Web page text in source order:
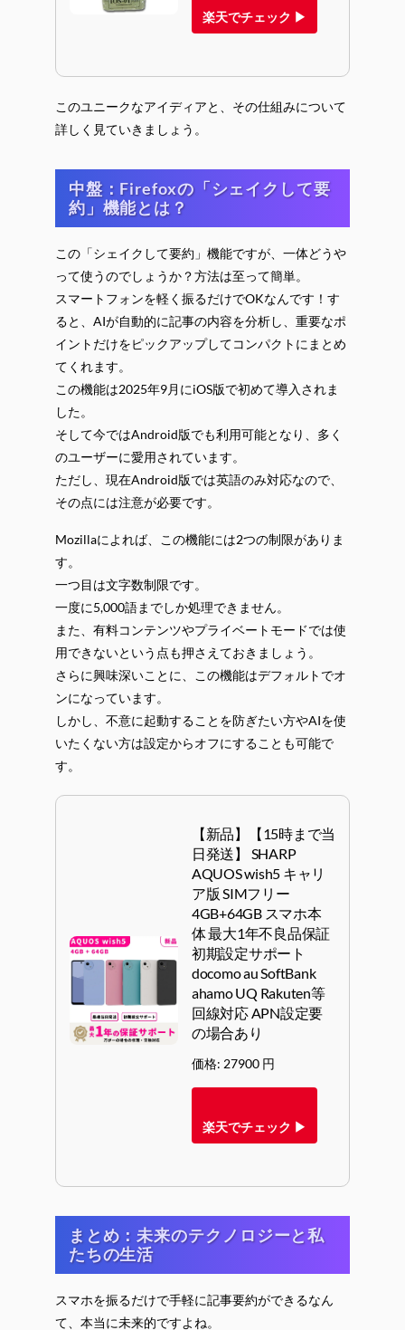
楽天でチェック ▶
このユニークなアイディアと、その仕組みについて
詳しく見ていきましょう。
中盤：Firefoxの「シェイクして要
約」機能とは？
この「シェイクして要約」機能ですが、一体どうや
って使うのでしょうか？方法は至って簡単。
スマートフォンを軽く振るだけでOKなんです！す
ると、AIが自動的に記事の内容を分析し、重要なポ
イントだけをピックアップしてコンパクトにまとめ
てくれます。
この機能は2025年9月にiOS版で初めて導入されま
した。
そして今ではAndroid版でも利用可能となり、多く
のユーザーに愛用されています。
ただし、現在Android版では英語のみ対応なので、
その点には注意が必要です。
Mozillaによれば、この機能には2つの制限がありま
す。
一つ目は文字数制限です。
一度に5,000語までしか処理できません。
また、有料コンテンツやプライベートモードでは使
用できないという点も押さえておきましょう。
さらに興味深いことに、この機能はデフォルトでオ
ンになっています。
しかし、不意に起動することを防ぎたい方やAIを使
いたくない方は設定からオフにすることも可能で
す。
【新品】【15時まで当
日発送】 SHARP
AQUOS wish5 キャリ
ア版 SIMフリー
4GB+64GB スマホ本
体 最大1年不良品保証
初期設定サポート
docomo au SoftBank
ahamo UQ Rakuten等
回線対応 APN設定要
の場合あり
価格: 27900 円
楽天でチェック ▶
まとめ：未来のテクノロジーと私
たちの生活
スマホを振るだけで手軽に記事要約ができるなん
て、本当に未来的ですよね。